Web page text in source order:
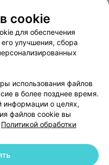
Способы оплаты
Партнеры
103.by
cookie
данных
cookie
для обеспечения
улучшения, сбора
использования файлов
в более позднее время.
информации о целях,
файлов cookie вы
Политикой обработки